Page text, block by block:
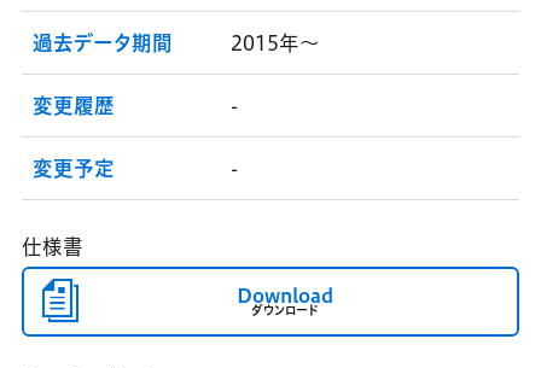
過去データ期間 2015年～
変更履歴 -
変更予定 -
仕様書
Download
ダウンロード